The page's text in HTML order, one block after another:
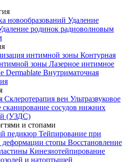
новообразований Удаление
родинок радиоволновым
интимной зоны Контурная
зоны Лазерное интимное
Dermablate Внутриматочная
Склеротерапия вен Ультразвуковое
сканирование сосудов нижних
(УЗДС)
и стопами
педикюр Тейпирование при
деформации стопы Восстановление
Кинезиотейпирование
и натоптышей